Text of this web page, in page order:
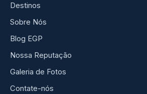
Destinos
Sobre Nós
Blog EGP
Nossa Reputação
Galeria de Fotos
Contate-nós